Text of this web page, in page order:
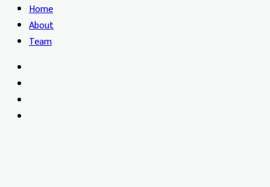
Home
About
Team